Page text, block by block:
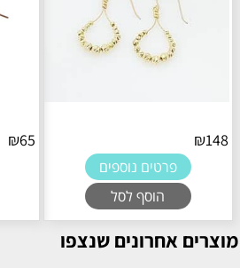
₪148
פרטים נוספים
הוסף לסל
₪65
מוצרים אחרונים שנצפו